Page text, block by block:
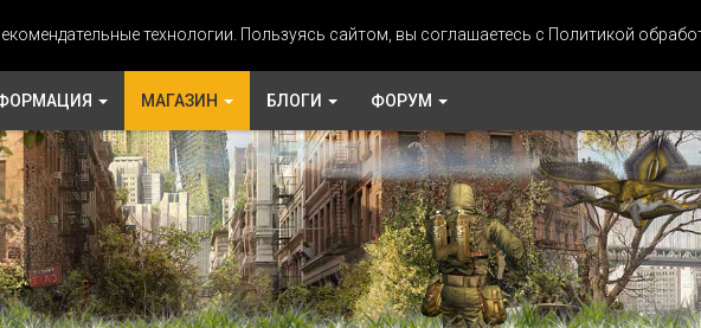
технологии. Пользуясь сайтом, вы соглашаетесь с Политикой
МАГАЗИН БЛОГИ ФОРУМ